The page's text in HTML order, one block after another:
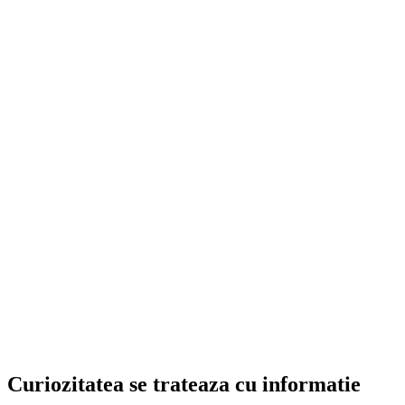
Curiozitatea se trateaza cu informatie